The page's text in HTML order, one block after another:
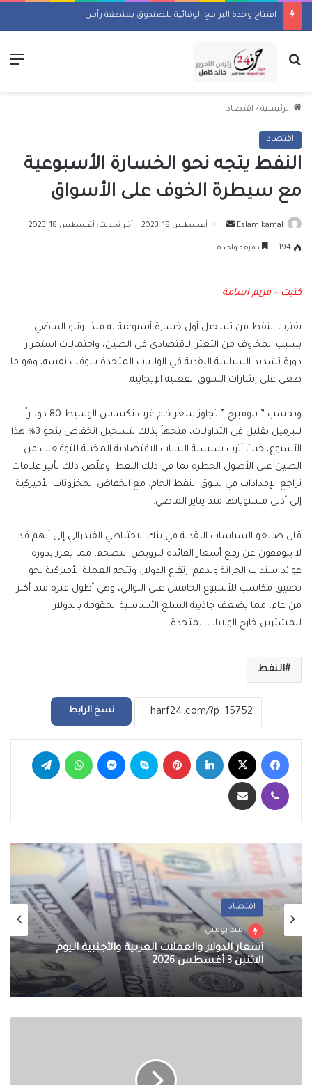
افتتاح وحدة البرامج الوقائية للصندوق بمنطقة رأس البر
بحث عن
الرئيسية / اقتصاد
اقتصاد
النفط يتجه نحو الخسارة الأسبوعية
مع سيطرة الخوف على الأسواق
Eslam kamal
أرسل أغسطس 18, 2023 آخر تحديث: أغسطس 18, 2023
194 دقيقة واحدة
كتبت – مريم اسامة
يقترب النفط من تسجيل أول خسارة أسبوعية له منذ يونيو الماضي
بسبب المخاوف من التعثر الاقتصادي في الصين، واحتمالات استمرار
دورة تشديد السياسة النقدية في الولايات المتحدة بالوقت نفسه، وهو ما
طغى على إشارات السوق الفعلية الإيجابية.
وبحسب ” بلومبرج ” تجاوز سعر خام غرب تكساس الوسيط 80 دولاراً
للبرميل بقليل في التداولات، متجهاً بذلك لتسجيل انخفاض بنحو 3% هذا
الأسبوع، حيث أثرت سلسلة البيانات الاقتصادية المخيبة للتوقعات من
الصين على الأصول الخطرة بما في ذلك النفط. وقلّص ذلك تأثير علامات
تراجع الإمدادات في سوق النفط الخام، مع انخفاض المخزونات الأميركية
إلى أدنى مستوياتها منذ يناير الماضي.
قال صانعو السياسات النقدية في بنك الاحتياطي الفيدرالي إلى أنهم قد
لا يتوقفون عن رفع أسعار الفائدة لترويض التضخم، مما يعزز بدوره
عوائد سندات الخزانة ويدعم ارتفاع الدولار. وتتجه العملة الأميركية نحو
تحقيق مكاسب للأسبوع الخامس على التوالي، وهي أطول فترة منذ أكثر
من عام، مما يضعف جاذبية السلع الأساسية المقومة بالدولار
للمشترين خارج الولايات المتحدة.
النفط
نسخ الرابط
فيسبوك لينكدإن بينتيريست سكايب ماسنجر واتساب
ڤايبر مشاركة عبر البريد
اقتصاد
منذ يومين
أسعار الدولار والعملات العربية والأجنبية اليوم
الاثنين 3 أغسطس 2026